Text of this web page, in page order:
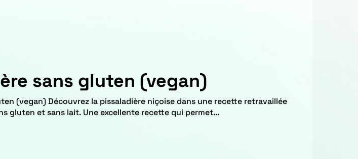
sans gluten (vegan)
dans une recette retravaillée
gluten et sans lait. Une excellente recette qui permet...